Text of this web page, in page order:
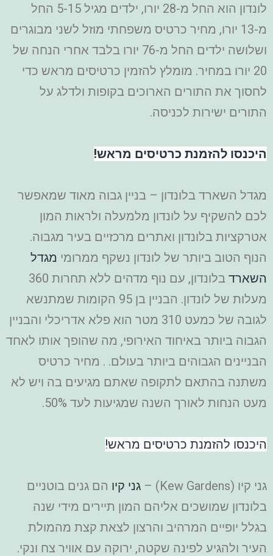
לונדון הוא החל מ-28 יורו, ילדים מגיל 5-15 החל
מ-13 יורו, מחיר כרטיס משפחתי מוזל לשני מבוגרים
ושלושה ילדים החל מ-76 יורו בלבד אחרי הנחה של
20 יורו במחיר. מומלץ להזמין כרטיסים מראש כדי
לחסוך את התורים הארוכים בקופות ולדלג על
התורים ישירות לכניסה.
היכנסו להזמנת כרטיסים מראש!
מגדל השארד בלונדון – בניין גבוה מאוד שמאפשר
לכם להשקיף על לונדון מלמעלה ולראות המון
אטרקציות בלונדון ואתרים מרכזיים בעיר מגבוה.
הנוף הטוב ביותר של לונדון נשקף ממרומי מגדל
השארד
בלונדון, עם נוף מדהים ללא תחרות 360
מעלות של לונדון. הבניין בן 95 הקומות שמתנשא
לגובה של כמעט 310 מטר הוא פלא אדריכלי והבניין
הגבוה ביותר באיחוד האירופי, מה שהופך אותו לאחד
הבניינים הגבוהים ביותר בעולם. . מחיר כרטיס
משתנה בהתאם לתקופה שאתם מגיעים בה ויש לא
מעט הנחות לאורך השנה שמגיעות לעד 50%.
היכנסו להזמנת כרטיסים מראש!
גני קיו (Kew Gardens) – גני קיו הם גנים בוטניים
בלונדון שמושכים אליהם המון תיירים מידי שנה
בגלל יופיים המרהיב והרצון לצאת קצת מהמולת
העיר ולהגיע לפינה שקטה, ירוקה עם אוויר צח ונקי.